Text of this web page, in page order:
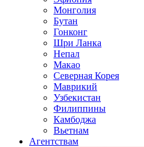
Монголия
Бутан
Гонконг
Шри Ланка
Непал
Макао
Северная Корея
Маврикий
Узбекистан
Филиппины
Камбоджа
Вьетнам
Агентствам